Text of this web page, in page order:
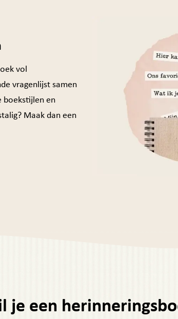
vol
vragenlijst samen
boekstijlen en
Maak dan een
je een